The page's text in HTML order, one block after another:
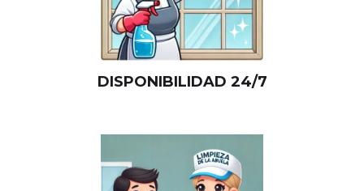
DISPONIBILIDAD 24/7